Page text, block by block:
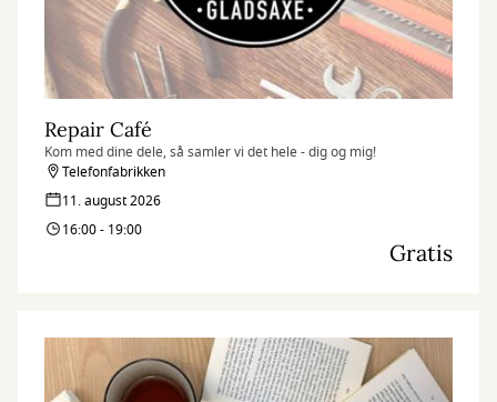
Repair Café
Kom med dine dele, så samler vi det hele - dig og mig!
Telefonfabrikken
11. august 2026
16:00 - 19:00
Gratis